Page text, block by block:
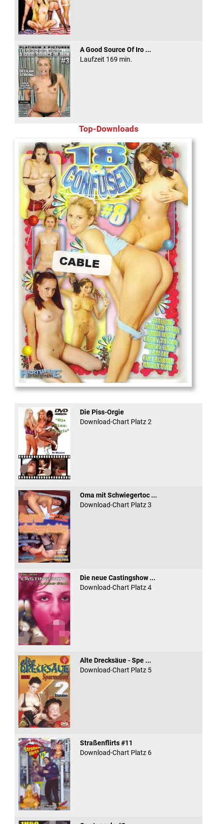
A Good Source Of Iro ...
Laufzeit 169 min.
Top-Downloads
And Confused #8 - ...
Die Piss-Orgie
Download-Chart Platz 2
Oma mit Schwiegertoc ...
Download-Chart Platz 3
Die neue Castingshow ...
Download-Chart Platz 4
Alte Drecksäue - Spe ...
Download-Chart Platz 5
Straßenflirts #11
Download-Chart Platz 6